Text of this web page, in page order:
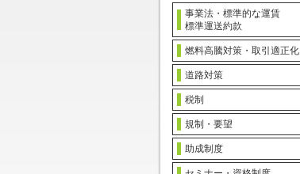
事業法・標準的な運賃
標準運送約款
燃料高騰対策・取引適正化
道路対策
税制
規制・要望
助成制度